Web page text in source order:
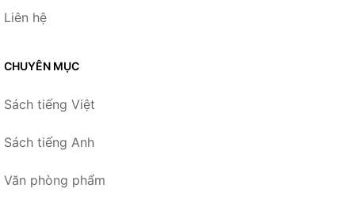
Liên hệ
CHUYÊN MỤC
Sách tiếng Việt
Sách tiếng Anh
Văn phòng phẩm